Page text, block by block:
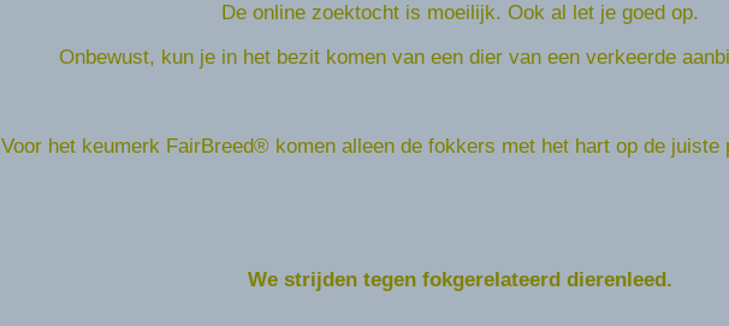
De online zoektocht is moeilijk. Ook al let je goed op.
Onbewust, kun je in het bezit komen van een dier van een verkeerde
Voor het keumerk FairBreed® komen alleen de fokkers met het hart op de juiste
We strijden tegen fokgerelateerd dierenleed.